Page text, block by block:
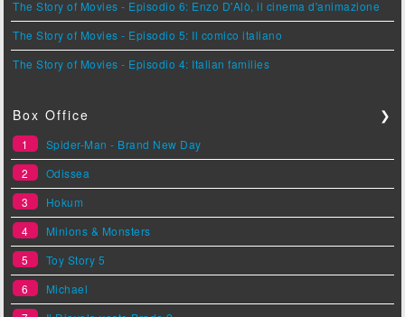
The Story of Movies - Episodio 6: Enzo D'Alò, il cinema d'animazione
The Story of Movies - Episodio 5: Il comico italiano
The Story of Movies - Episodio 4: Italian families
Box Office ❯
1
Spider-Man - Brand New Day
2
Odissea
3
Hokum
4
Minions & Monsters
5
Toy Story 5
6
Michael